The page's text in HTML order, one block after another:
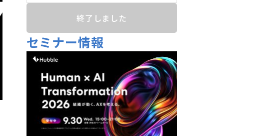
終了しました
セミナー情報